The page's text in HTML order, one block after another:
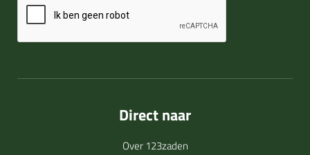
Direct naar
Over 123zaden